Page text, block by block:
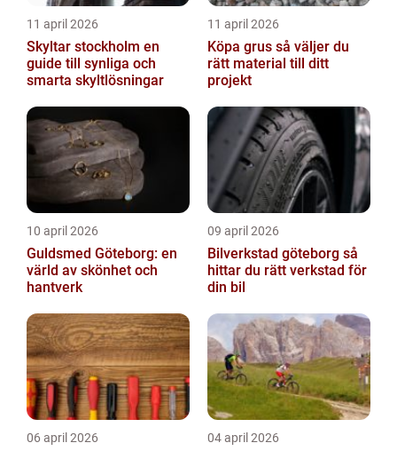
11 april 2026
Skyltar stockholm en
guide till synliga och
smarta skyltlösningar
11 april 2026
Köpa grus så väljer du
rätt material till ditt
projekt
10 april 2026
Guldsmed Göteborg: en
värld av skönhet och
hantverk
09 april 2026
Bilverkstad göteborg så
hittar du rätt verkstad för
din bil
06 april 2026 04 april 2026